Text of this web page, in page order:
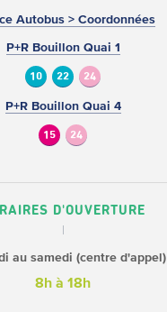
Autobus > Coordonnées
P+R Bouillon Quai 1
10 22 24
P+R Bouillon Quai 4
15 24
D'OUVERTURE
au samedi (centre d'appel)
8h à 18h